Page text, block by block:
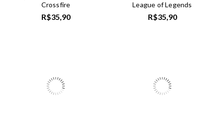
Crossfire
R$35,90
League of Legends
R$35,90